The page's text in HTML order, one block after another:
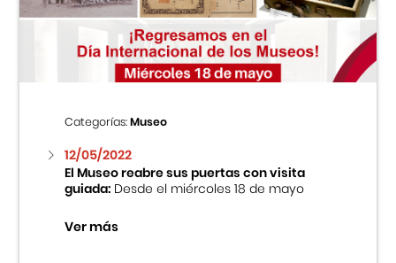
Categorías:Museo
12/05/2022
El Museo reabre sus puertas con visita
guiada:Desde el miércoles 18 de mayo
Ver más